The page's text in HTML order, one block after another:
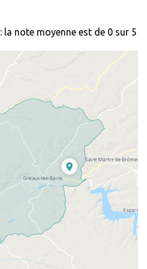
: la note moyenne est de 0 sur 5